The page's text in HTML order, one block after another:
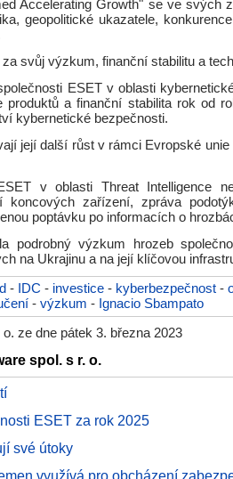
Accelerating Growth" se ve svých
geopolitické ukazatele,
svůj výzkum, finanční stabilitu a
ESET v oblasti
a finanční stabilita rok od
kybernetické bezpečnosti.
její další růst v rámci Evropské
v oblasti Threat Intelligence
koncových zařízení, zpráva
poptávku po informacích o
podrobný výzkum hrozeb
na Ukrajinu a na její klíčovou
- IDC - investice - kyberbezpečnost -
- výzkum - Ignacio Sbampato
ze dne pátek 3. března 2023
spol. s r. o.
ESET za rok 2025
své útoky
využívá pro obcházení